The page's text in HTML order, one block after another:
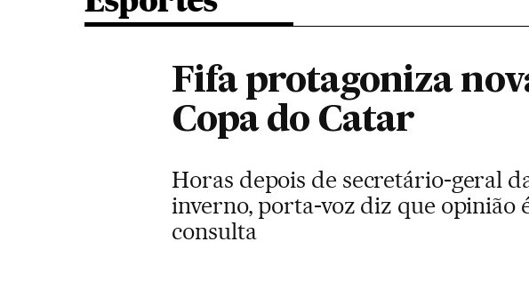
Fifa protagoniza
Copa do Catar
Horas depois de secretário-geral
inverno, porta-voz diz que opinião
consulta